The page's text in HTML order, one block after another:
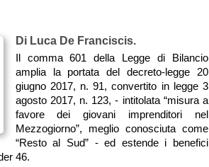
Di Luca De Franciscis.
Il comma 601 della Legge di Bilancio
amplia la portata del decreto-legge 20
giugno 2017, n. 91, convertito in legge 3
agosto 2017, n. 123, - intitolata “misura a
favore dei giovani imprenditori nel
Mezzogiorno”, meglio conosciuta come
“Resto al Sud” - ed estende i benefici
46.